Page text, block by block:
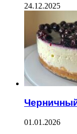
24.12.2025
01.01.2026